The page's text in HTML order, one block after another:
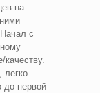
на
с
легко
до первой